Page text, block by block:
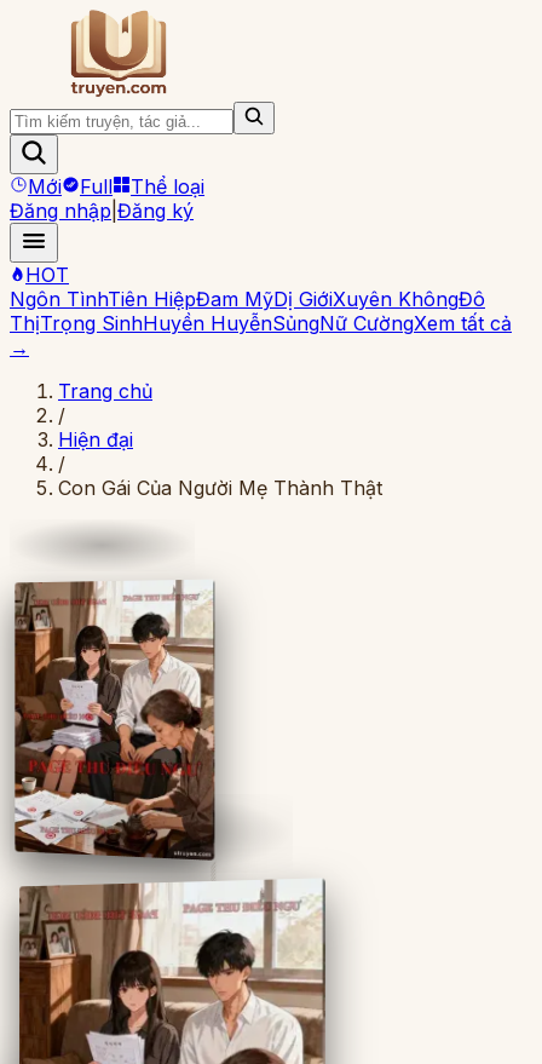
Mới Full
Thể loại
Đăng nhập Đăng ký
HOT
Ngôn TìnhTiên HiệpĐam MỹDị GiớiXuyên KhôngĐô
ThịTrọng SinhHuyền HuyễnSủngNữ CườngXem tất cả
→
Trang chủ
/
Hiện đại
/
Con Gái Của Người Mẹ Thành Thật